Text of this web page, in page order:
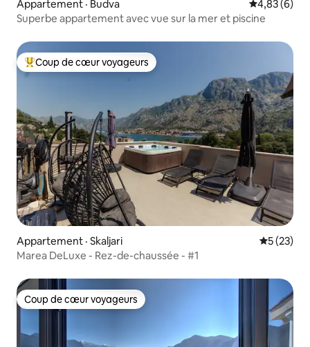
Appartement · Budva Note
4,83 (6)
Superbe appartement avec vue sur la mer et piscine
Coup de cœur voyageurs parmi les plus aimés
Coup de cœur voyageurs
Appartement · Skaljari Note
5 (23)
Marea DeLuxe - Rez-de-chaussée - #1
Coup de cœur voyageurs
Coup de cœur voyageurs